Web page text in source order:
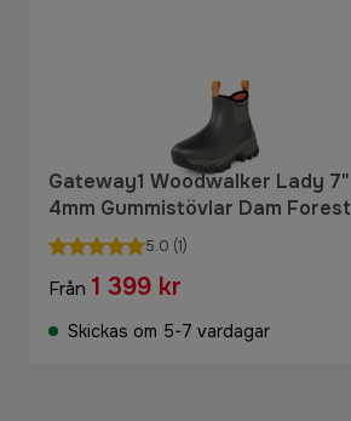
Gateway1 Woodwalker Lady 7"
4mm Gummistövlar Dam Forest
5.0 (1)
Från 1 399 kr
Skickas om 5-7 vardagar